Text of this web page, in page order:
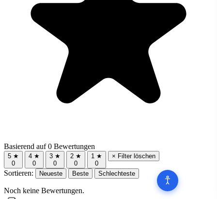
Basierend auf 0 Bewertungen
5 ★
0
4 ★
0
3 ★
0
2 ★
0
1 ★
0
× Filter löschen
Sortieren: Neueste Beste Schlechteste
Noch keine Bewertungen.